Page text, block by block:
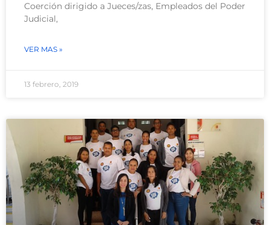
Coerción dirigido a Jueces/zas, Empleados del Poder
Judicial,
VER MAS »
13 febrero, 2019